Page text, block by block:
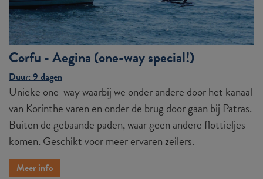
Corfu - Aegina (one-way special!)
Duur: 9 dagen
Unieke one-way waarbij we onder andere door het kanaal
van Korinthe varen en onder de brug door gaan bij Patras.
Buiten de gebaande paden, waar geen andere flottieljes
komen. Geschikt voor meer ervaren zeilers.
Meer info